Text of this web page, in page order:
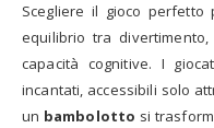
Scegliere il gioco
equilibrio tra
capacità cognitive. I
incantati, accessibili solo
un bambolotto si